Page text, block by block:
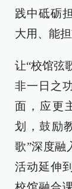
践中砥砺
大用、能
让“校馆弦
非一日之
面，应更
划，鼓励
歌”深度融
活动延伸